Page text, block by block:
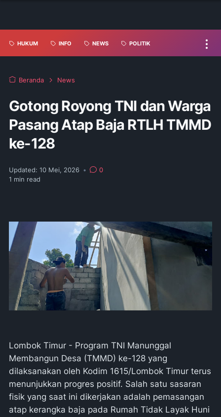
HUKUM INFO NEWS POLITIK
Beranda News
Gotong Royong TNI dan Warga
Pasang Atap Baja RTLH TMMD
ke-128
Updated: 10 Mei, 2026 •
0
1 min read
Lombok Timur - Program TNI Manunggal
Membangun Desa (TMMD) ke-128 yang
dilaksanakan oleh Kodim 1615/Lombok Timur terus
menunjukkan progres positif. Salah satu sasaran
fisik yang saat ini dikerjakan adalah pemasangan
atap kerangka baja pada Rumah Tidak Layak Huni